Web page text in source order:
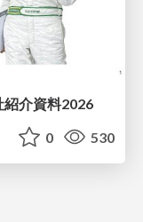
介資料2026
0 530